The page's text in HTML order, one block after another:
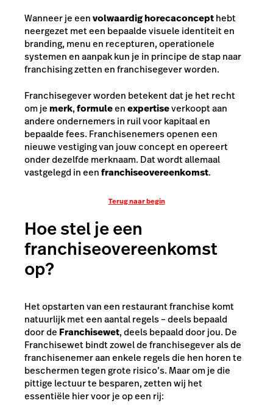
Wanneer je eenvolwaardig horecaconcepthebt
neergezet met een bepaalde visuele identiteit en
branding, menu en recepturen, operationele
systemen en aanpak kun je in principe de stap naar
franchising zetten en franchisegever worden.
Franchisegever worden betekent dat je het recht
om jemerk,formuleenexpertiseverkoopt aan
andere ondernemers in ruil voor kapitaal en
bepaalde fees. Franchisenemers openen een
nieuwe vestiging van jouw concept en opereert
onder dezelfde merknaam. Dat wordt allemaal
vastgelegd in eenfranchiseovereenkomst.
Terug naar begin
Hoe stel je een
franchiseovereenkomst
op?
Het opstarten van een restaurant franchise komt
natuurlijk met een aantal regels – deels bepaald
door de Franchisewet, deels bepaald door jou. De
Franchisewet bindt zowel de franchisegever als de
franchisenemer aan enkele regels die hen horen te
beschermen tegen grote risico’s. Maar om je die
pittige lectuur te besparen, zetten wij het
essentiële hier voor je op een rij: